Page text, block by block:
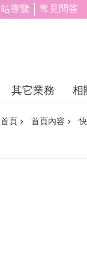
導覽 常見問答
其它業務 相
首頁 首頁內容